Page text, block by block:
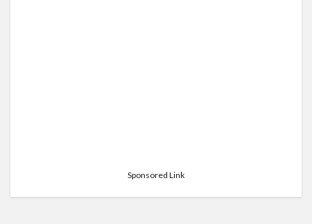
Sponsored Link